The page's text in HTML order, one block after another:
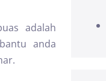
adalah
anda